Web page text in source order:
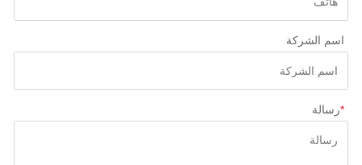
اسم الشركة
*رسالة